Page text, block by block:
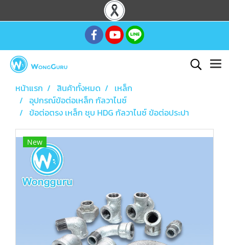
หน้าแรก สินค้าทั้งหมด
เหล็ก
อุปกรณ์ข้อต่อเหล็ก กัลวาไนซ์
ข้อต่อตรง เหล็ก ชุบ HDG กัลวาไนซ์ ข้อต่อประปา
New